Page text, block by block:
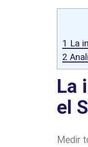
1 La
2
La
el
Medir